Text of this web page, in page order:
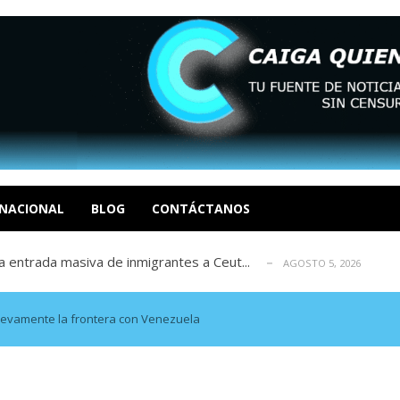
BLOG CONTÁCTANOS
I por la libertad inmediata de l... AGOSTO 5, 2026
revisión de su solicitud de l... AGOSTO 5, 2026
según ONG AGOSTO 5, 2026
entrada masiva de inmigrantes a Ceut...
La tragedia de Venezuela no admi... AGOSTO 5, 2026
I por la libertad inmediata de l... AGOSTO 5, 2026
revisión de su solicitud de l...
según ONG AGOSTO 5, 2026
la frontera con Venezuela